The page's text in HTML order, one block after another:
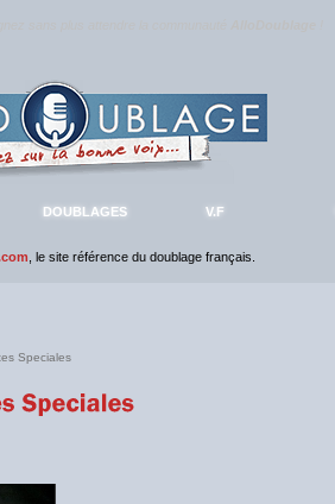
DOUBLAGES V.F
, le site référence du doublage français.
Speciales